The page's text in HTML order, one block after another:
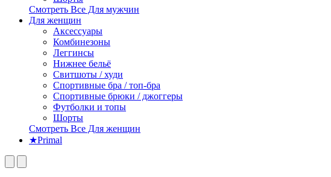
Смотреть Все Для мужчин
Для женщин
Аксессуары
Комбинезоны
Леггинсы
Нижнее бельё
Свитшоты / худи
Спортивные бра / топ-бра
Спортивные брюки / джоггеры
Футболки и топы
Шорты
Смотреть Все Для женщин
★Primal